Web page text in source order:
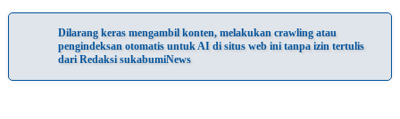
Dilarang keras mengambil konten, melakukan crawling atau
pengindeksan otomatis untuk AI di situs web ini tanpa izin tertulis
dari Redaksi sukabumiNews